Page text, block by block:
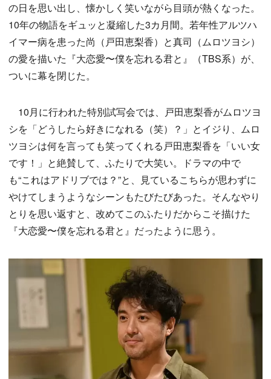
の日を思い出し、懐かしく笑いながら目頭が熱くなった。
10年の物語をギュッと凝縮した3カ月間。若年性アルツハ
イマー病を患った尚（戸田恵梨香）と真司（ムロツヨシ）
の愛を描いた『大恋愛〜僕を忘れる君と』（TBS系）が、
ついに幕を閉じた。
10月に行われた特別試写会では、戸田恵梨香がムロツヨ
シを「どうしたら好きになれる（笑）？」とイジり、ムロ
ツヨシは何を言っても笑ってくれる戸田恵梨香を「いい女
です！」と絶賛して、ふたりで大笑い。ドラマの中で
も“これはアドリブでは？”と、見ているこちらが思わずに
やけてしまうようなシーンもたびたびあった。そんなやり
とりを思い返すと、改めてこのふたりだからこそ描けた
『大恋愛〜僕を忘れる君と』だったように思う。